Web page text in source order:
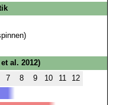
al. 2012)
7 8 9 10 11
12